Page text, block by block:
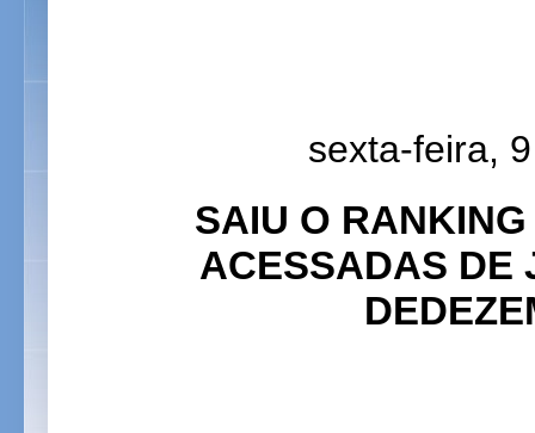
sexta-feira,
SAIU O
ACESSADAS DE